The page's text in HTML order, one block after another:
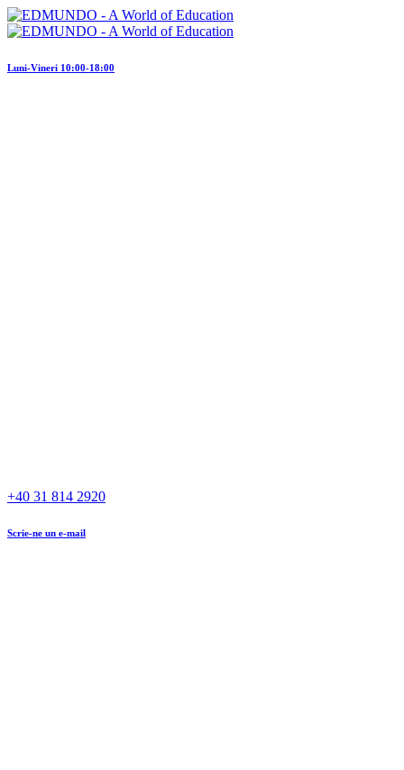
Luni-Vineri 10:00-18:00
+40 31 814 2920
Scrie-ne un e-mail